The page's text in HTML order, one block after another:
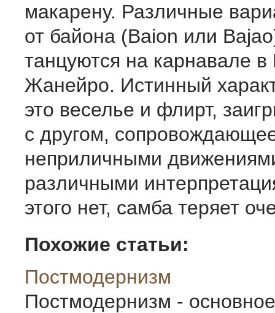
макарену. Различные
от байона (Baion или
танцуются на карнавале
Жанейро. Истинный
это веселье и флирт,
с другом,
неприличными
различными
этого нет, самба теряет
Похожие статьи:
Постмодернизм
Постмодернизм - основное